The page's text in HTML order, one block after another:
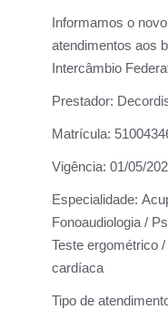
Informamos o
atendimentos aos
Intercâmbio
Prestador:
Matrícula:
Vigência: 01/05/
Especialidade:
Fonoaudiologia /
Teste ergométrico
cardíaca
Tipo de